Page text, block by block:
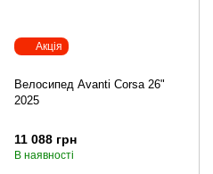
Акція
Велосипед Avanti Corsa 26"
2025
11 088 грн
В наявності